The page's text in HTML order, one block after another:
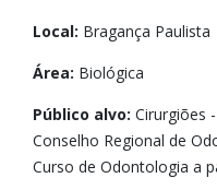
Local: Bragança Paulista
Área: Biológica
Público alvo: Cirurgiões
Conselho Regional de
Curso de Odontologia a